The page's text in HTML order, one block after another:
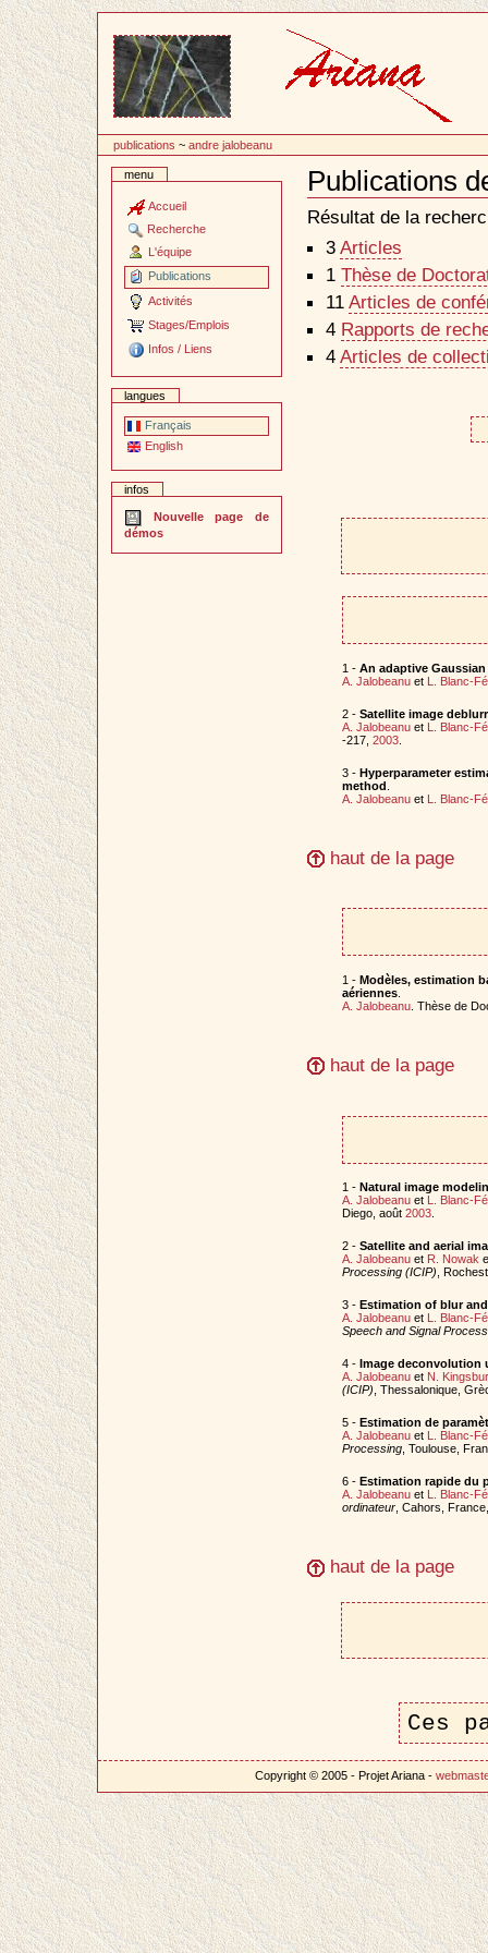
contenu
publications ~andre jalobeanu
menu
Accueil
Recherche
L'équipe
Publications
Activités
Stages/Emplois
Infos / Liens
langues
Français
English
infos
Nouvelle page de
démos
Publications
Document
Actions
Résultat de la
3 Articles
1 Thèse de
11 Articles de
4 Rapports de
4 Articles de
1 - An adaptive
A. Jalobeanuet L. Blanc-
2 - Satellite image
A. Jalobeanuet L. Blanc-
-217, 2003.
3 - Hyperparameter
method
A. Jalobeanuet L. Blanc-
haut de la page
1 - Modèles, estimation
aériennes.
A. Jalobeanu. Thèse de
haut de la page
1 - Natural image
A. Jalobeanuet
L. Blanc-
Diego, août 2003.
2 - Satellite and aerial
A. Jalobeanuet R. Nowak
Processing (ICIP) ,
3 - Estimation of blur
A. Jalobeanuet
L. Blanc-
Speech and Signal
4 - Image deconvolution
A. Jalobeanuet N.
(ICIP) , Thessalonique,
5 - Estimation de
A. Jalobeanuet
L. Blanc-
Processing, Toulouse,
6 - Estimation rapide du
A. Jalobeanuet
L. Blanc-
ordinateur, Cahors,
haut de la page
Ces
Copyright © 2005 - Projet Ariana -